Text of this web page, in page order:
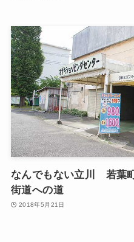
なんでもない立川 若葉
街道への道
2018年5月21日